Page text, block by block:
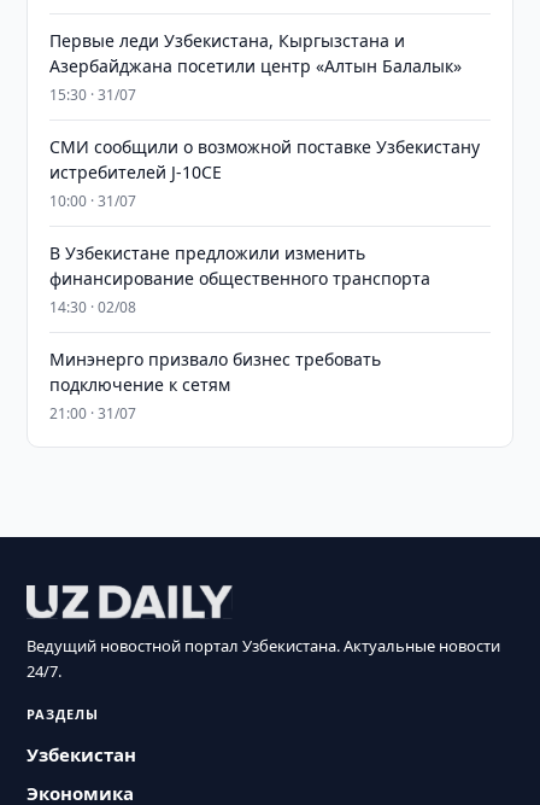
Первые леди Узбекистана, Кыргызстана и
Азербайджана посетили центр «Алтын Балалык»
15:30 · 31/07
СМИ сообщили о возможной поставке Узбекистану
истребителей J-10CE
10:00 · 31/07
В Узбекистане предложили изменить
финансирование общественного транспорта
14:30 · 02/08
Минэнерго призвало бизнес требовать
подключение к сетям
21:00 · 31/07
Ведущий новостной портал Узбекистана. Актуальные новости
24/7.
РАЗДЕЛЫ
Узбекистан
Экономика